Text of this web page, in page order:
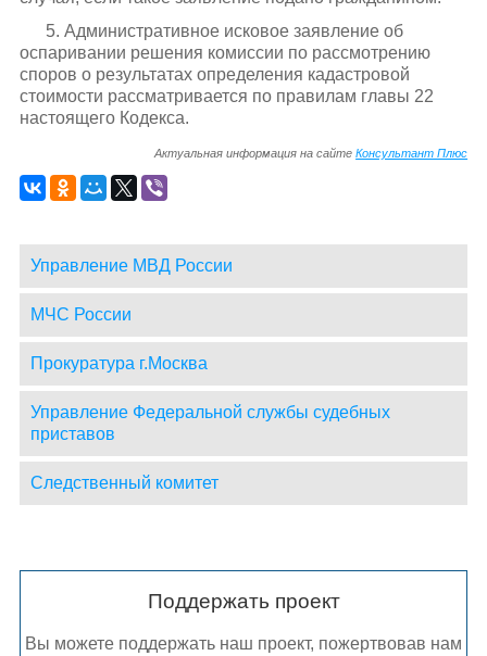
5. Административное исковое заявление об
оспаривании решения комиссии по рассмотрению
споров о результатах определения кадастровой
стоимости рассматривается по правилам главы 22
настоящего Кодекса.
Актуальная информация на сайтеКонсультант Плюс
Управление МВД России
МЧС России
Прокуратура г.Москва
Управление Федеральной службы судебных
приставов
Следственный комитет
Поддержать проект
Вы можете поддержать наш проект, пожертвовав нам